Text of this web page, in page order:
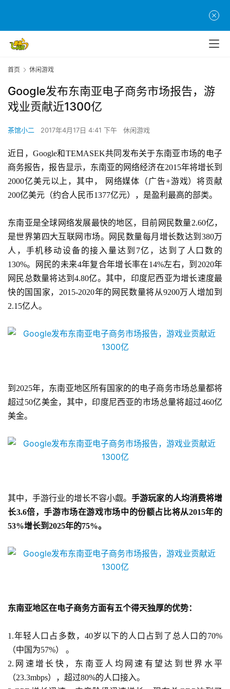
首
创
游
业
机
游
单
机
游
首页 休闲游戏
Google发布东南亚电子商务市场报告，游
戏业贡献近1300亿
茶馆小二 2017年4月17日 4:41 下午 休闲游戏
近日， Google和TEMASEK共同发布关于东南亚市场的电子
商务报告，报告显示，东南亚的网络经济在2015年将增长到
2000亿美元以上，其中，
网络媒体（广告+游戏）将贡献
200亿美元（约合人民币1377亿元），是盈利最高的部类。
东南亚是全球网络发展最快的地区，目前网民数量2.60亿，
是世界第四大互联网市场。网民数量每月增长数达到 380万
人，手机移动设备的接入量达到7亿，达到了人口数的
130%。网民的未来4年复合年增长率在14%左右，到2020年
网民总数量将达到 4.80亿。其中，印度尼西亚为增长速度最
快的国国家， 2015-2020年的网民数量将从9200万人增加到
2.15亿人。
到 2025年，东南亚地区所有国家的的电子商务市场总量都将
超过50亿美金，其中，印度尼西亚的市场总量将超过460亿
美金。
其中，手游行业的增长不容小觑。手游玩家的人均消费将增
长3.6倍，手游市场在游戏市场中的份额占比将从2015年的
53%增长到2025年的75%。
东南亚地区在电子商务方面有五个得天独厚的优势：
1.年轻人口占多数， 40岁以下的人口占到了总人口的70%
（中国为57%） 。
2. 网速增长快，东南亚人均网速有望达到世界水平
（23.3mbps），超过80%的人口接入。